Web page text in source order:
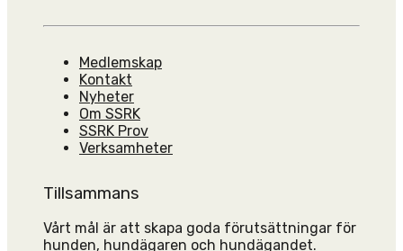
Medlemskap
Kontakt
Nyheter
Om SSRK
SSRK Prov
Verksamheter
Tillsammans
Vårt mål är att skapa goda förutsättningar för
hunden, hundägaren och hundägandet.